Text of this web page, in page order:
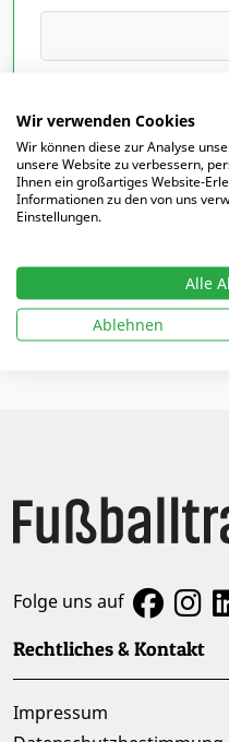
Ich habe die
und akzeptiert.
markierte Felder sind
Ich möchte
Folge uns auf
Rechtliches & Kontakt
Impressum
Wir verwenden Cookies
Wir können diese zur Analyse
unsere Website zu verbessern,
Ihnen ein großartiges Website-
Informationen zu den von uns
Einstellungen.
Alle
Ablehnen